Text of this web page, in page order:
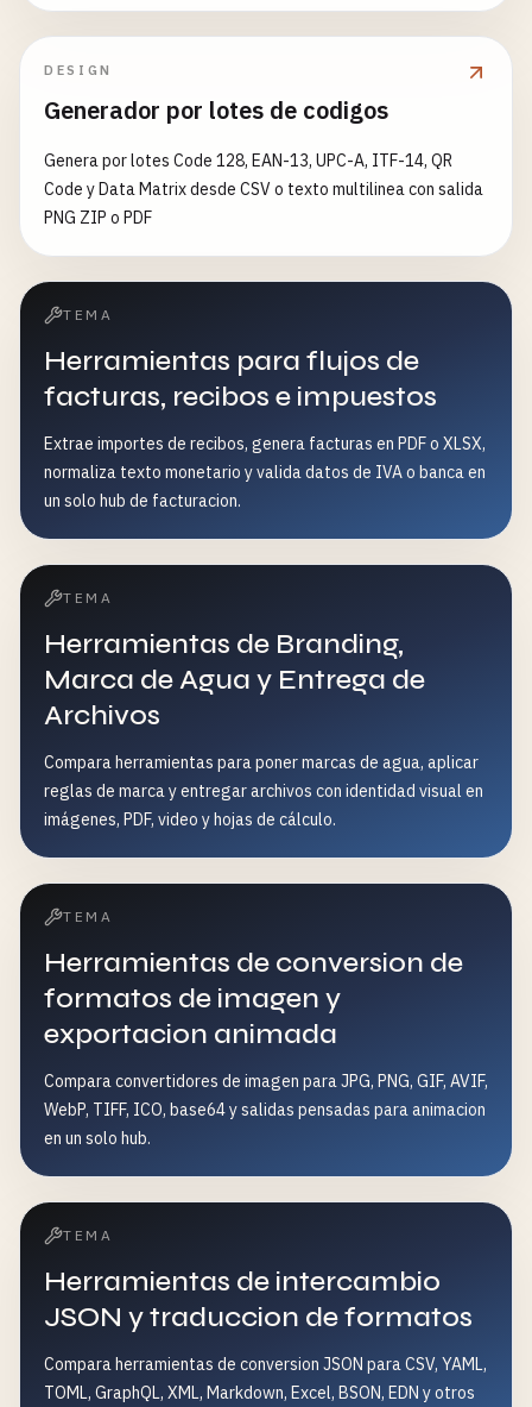
DESIGN
Generador por lotes de codigos
Genera por lotes Code 128, EAN-13, UPC-A, ITF-14, QR
Code y Data Matrix desde CSV o texto multilinea con salida
PNG ZIP o PDF
TEMA
Herramientas para flujos de
facturas, recibos e impuestos
Extrae importes de recibos, genera facturas en PDF o XLSX,
normaliza texto monetario y valida datos de IVA o banca en
un solo hub de facturacion.
TEMA
Herramientas de Branding,
Marca de Agua y Entrega de
Archivos
Compara herramientas para poner marcas de agua, aplicar
reglas de marca y entregar archivos con identidad visual en
imágenes, PDF, video y hojas de cálculo.
TEMA
Herramientas de conversion de
formatos de imagen y
exportacion animada
Compara convertidores de imagen para JPG, PNG, GIF, AVIF,
WebP, TIFF, ICO, base64 y salidas pensadas para animacion
en un solo hub.
TEMA
Herramientas de intercambio
JSON y traduccion de formatos
Compara herramientas de conversion JSON para CSV, YAML,
TOML, GraphQL, XML, Markdown, Excel, BSON, EDN y otros